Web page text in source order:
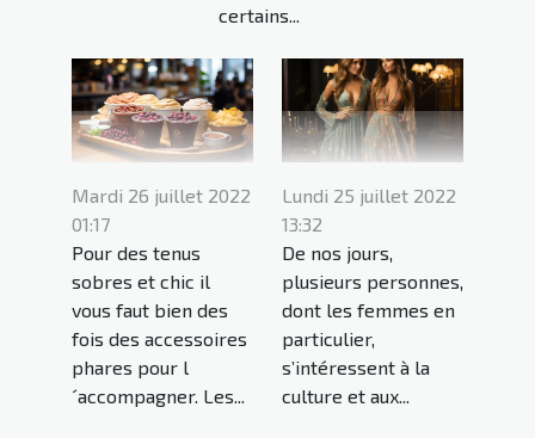
certains...
Mardi 26 juillet 2022
01:17
Pour des tenus
sobres et chic il
vous faut bien des
fois des accessoires
phares pour l
´accompagner. Les...
Lundi 25 juillet 2022
13:32
De nos jours,
plusieurs personnes,
dont les femmes en
particulier,
s’intéressent à la
culture et aux...